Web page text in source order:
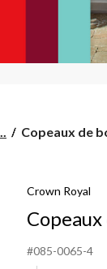
Copeaux
Royal
Copeaux de
Crown Royal
#085-0065-4